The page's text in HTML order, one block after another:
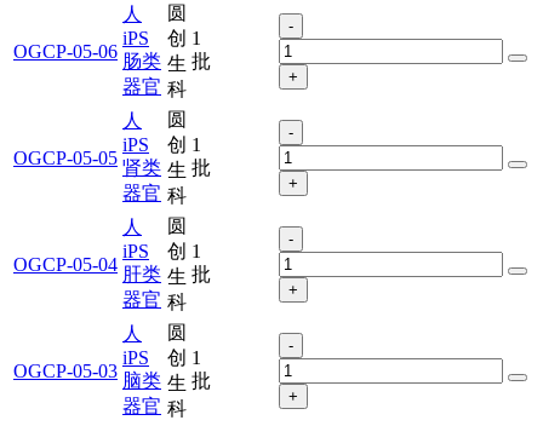
OGCP-05-06
人
iPS
肠类
器官
圆
创
生
科
1
批
-
+
OGCP-05-05
人
iPS
肾类
器官
圆
创
生
科
1
批
-
+
OGCP-05-04
人
iPS
肝类
器官
圆
创
生
科
1
批
-
+
OGCP-05-03
人
iPS
脑类
器官
圆
创
生
科
1
批
-
+